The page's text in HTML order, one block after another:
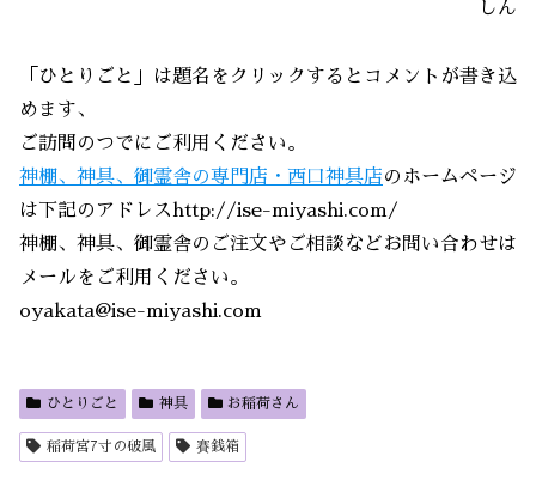
しん
「ひとりごと」は題名をクリックするとコメントが書き込
めます、
ご訪問のつでにご利用ください。
神棚、神具、御霊舎の専門店・西口神具店のホームページ
は下記のアドレスhttp://ise-miyashi.com/
神棚、神具、御霊舎のご注文やご相談などお問い合わせは
メールをご利用ください。
oyakata@ise-miyashi.com
ひとりごと 神具 お稲荷さん
稲荷宮7寸の破風 賽銭箱